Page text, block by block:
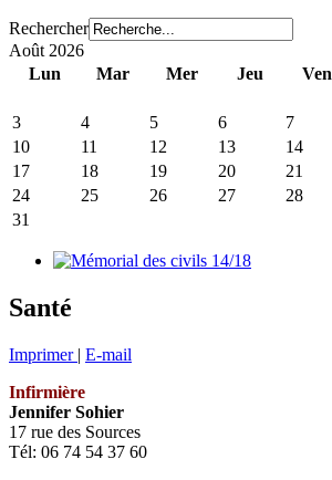
Rechercher
Août 2026
Lun
Mar Mer Jeu Ven
3
4 5 6 7
10
11 12 13 14
17
18 19 20 21
24
25 26 27 28
31
Santé
Imprimer | E-mail
Infirmière
Jennifer Sohier
17 rue des Sources
Tél: 06 74 54 37 60